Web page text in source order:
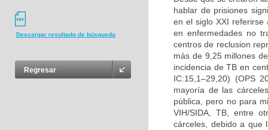
Descargar resultado de búsqueda
Regresar
hablar de prisiones
en el siglo XXI referirse
en enfermedades no
centros de reclusion
más de 9,25 millones
incidencia de TB en
IC:15,1–29,20) (OPS
mayoría de las
pública, pero no para
VIH/SIDA, TB, entre
cárceles, debido a que